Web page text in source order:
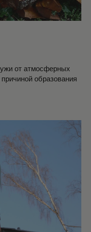
от атмосферных
образования